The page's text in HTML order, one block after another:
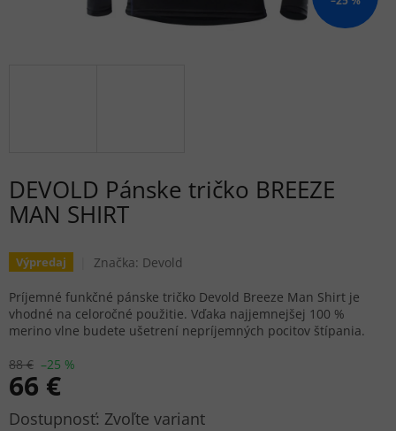
DEVOLD Pánske tričko BREEZE
MAN SHIRT
Výpredaj Značka: Devold
88 € –25 %
66 €
Jednotková
Zvoľte variant
Príjemné funkčné pánske tričko Devold Breeze Man Shirt je
vhodné na celoročné použitie. Vďaka najjemnejšej 100 %
merino vlne budete ušetrení nepríjemných pocitov štípania.